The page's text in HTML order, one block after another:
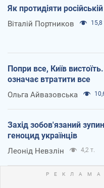
Як протидіяти російській
Віталій Портников 15,8
Попри все, Київ
означає втратити все
Ольга Айвазовська
Захід зобов'язаний
геноцид українців
Леонід Невзлін 4,2 т.